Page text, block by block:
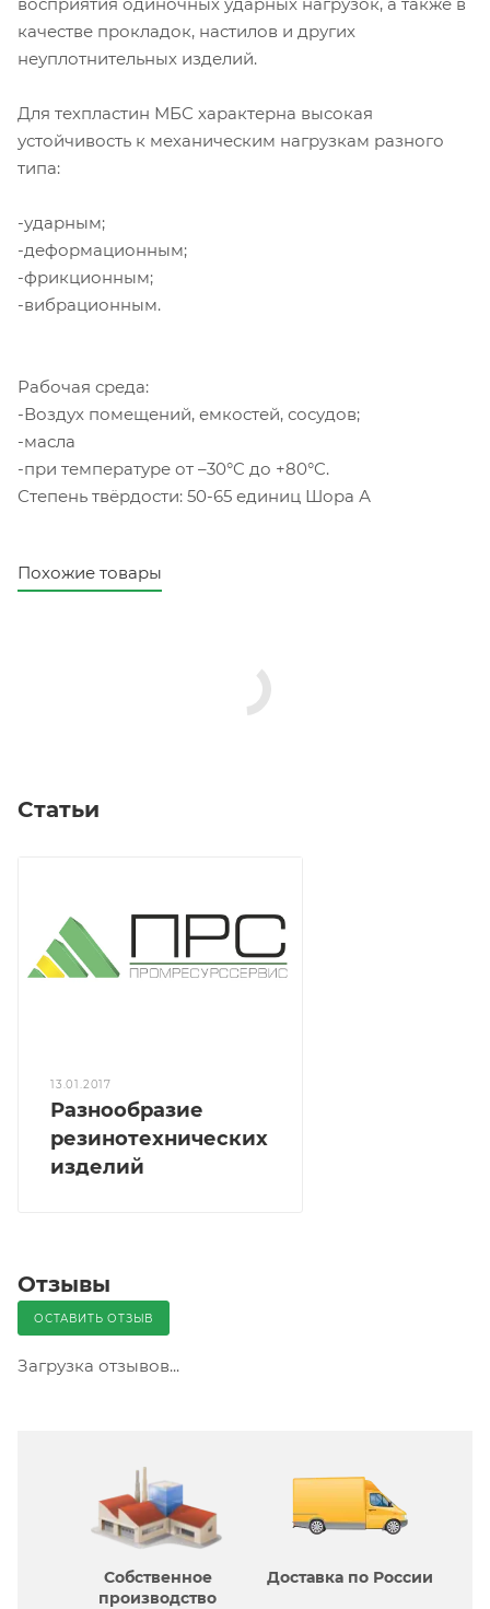
качестве прокладок, настилов и других
неуплотнительных изделий.
Для техпластин МБС характерна высокая
устойчивость к механическим нагрузкам разного
типа:
-ударным;
-деформационным;
-фрикционным;
-вибрационным.
Рабочая среда:
-Воздух помещений, емкостей, сосудов;
-масла
-при температуре от –30°C до +80°C.
Степень твёрдости: 50-65 единиц Шора А
Похожие товары
Статьи
13.01.2017
Разнообразие
резинотехнических
изделий
Отзывы
ОСТАВИТЬ ОТЗЫВ
Загрузка отзывов...
Собственное
производcтво
Доставка по России